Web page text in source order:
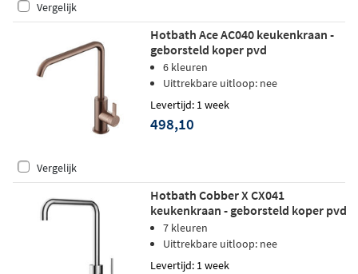
Vergelijk
Hotbath Ace AC040 keukenkraan -
geborsteld koper pvd
6 kleuren
Uittrekbare uitloop: nee
Levertijd: 1 week
498,10
Vergelijk
Hotbath Cobber X CX041
keukenkraan - geborsteld koper pvd
7 kleuren
Uittrekbare uitloop: nee
Levertijd: 1 week